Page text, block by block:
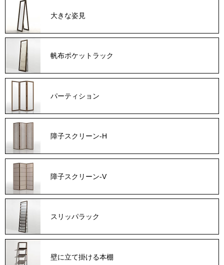
大きな姿見
帆布ポケットラック
パーティション
障子スクリーン-H
障子スクリーン-V
スリッパラック
壁に立て掛ける本棚